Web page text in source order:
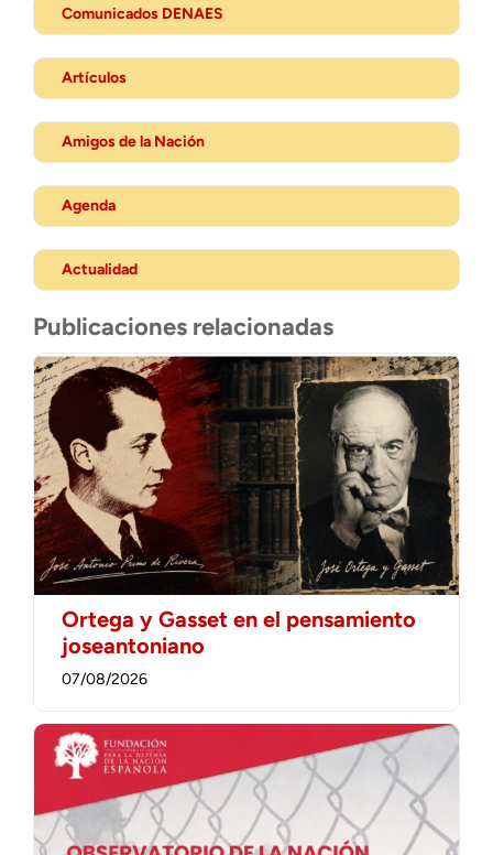
Comunicados DENAES
Artículos
Amigos de la Nación
Agenda
Actualidad
Publicaciones relacionadas
Ortega y Gasset en el pensamiento
joseantoniano
07/08/2026